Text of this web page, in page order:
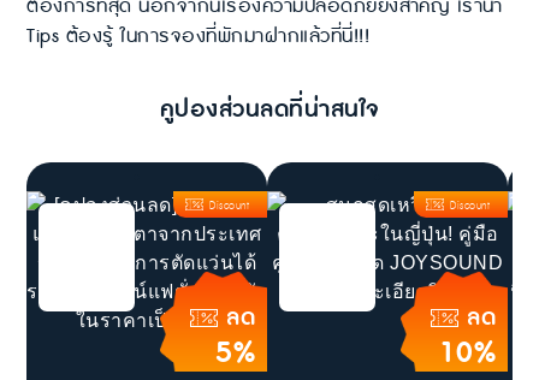
ต้องการที่สุด นอกจากนี้เรื่องความปลอดภัยยังสำคัญ เรานำ
Tips ต้องรู้ ในการจองที่พักมาฝากแล้วที่นี่!!!
คูปองส่วนลดที่น่าสนใจ
ลด
5%
Discount
ลด
10%
Discount